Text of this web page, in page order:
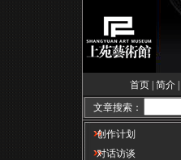
首页 简介
文章搜索：
创作计划
对话访谈